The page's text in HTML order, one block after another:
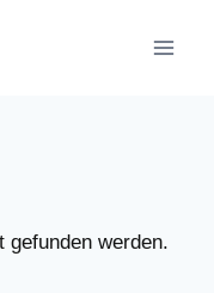
gefunden werden.